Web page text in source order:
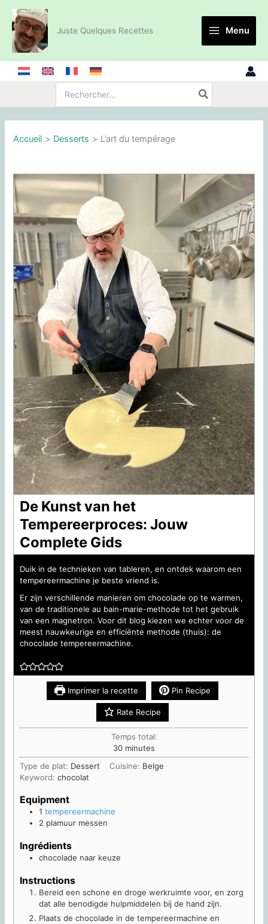
Aller
contenu
Juste Quelques Recettes Menu
de
Accueil Desserts L’art du tempérage
De Kunst van het
Tempereerproces: Jouw
Complete Gids
Duik in de technieken van tableren, en ontdek waarom een
tempereermachine je beste vriend is.
Er zijn verschillende manieren om chocolade op te warmen,
van de traditionele au bain-marie-methode tot het gebruik
van een magnetron. Voor dit blog kiezen we echter voor de
meest nauwkeurige en efficiënte methode (thuis): de
chocolade tempereermachine.
Imprimer la recette Pin Recipe
Rate Recipe
Temps total:
30minutes
minutes
Type de plat: Dessert Cuisine: Belge
Keyword:chocolat
Equipment
1tempereermachine
2 plamuur messen
Ingrédients
chocolade naar keuze
Instructions
Bereid een schone en droge werkruimte voor, en zorg
dat alle benodigde hulpmiddelen bij de hand zijn.
Plaats de chocolade in de tempereermachine en